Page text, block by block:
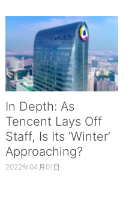
In Depth: As
Tencent Lays Off
Staff, Is Its ‘Winter’
Approaching?
2022年04月01日